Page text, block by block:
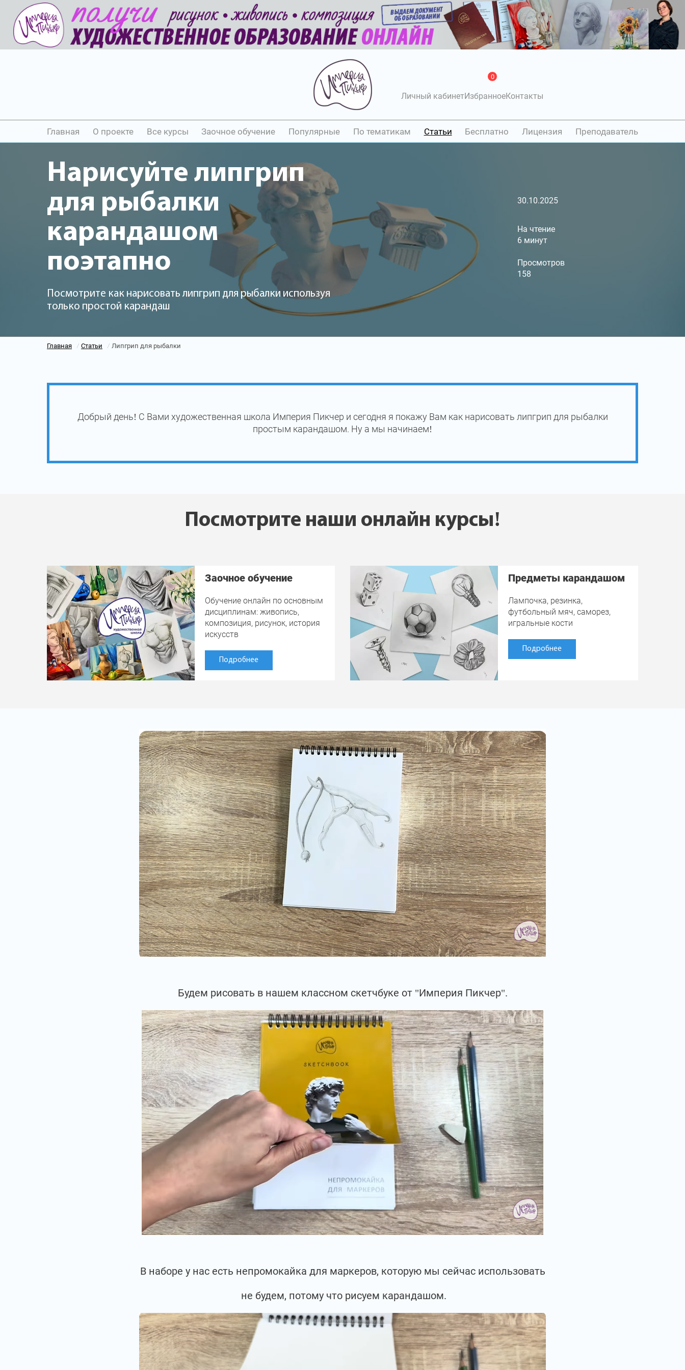
Личный кабинетИзбранное
0
Контакты
Главная О проекте Все курсы Заочное обучение Популярные По тематикам Статьи Бесплатно Лицензия Преподаватель
Нарисуйте липгрип
для рыбалки
карандашом
поэтапно
Посмотрите как нарисовать липгрип для рыбалки используя
только простой карандаш
30.10.2025
На чтение
6 минут
Просмотров
158
Главная / Статьи / Липгрип для рыбалки
Добрый день! С Вами художественная школа Империя Пикчер и сегодня я покажу Вам как нарисовать липгрип для рыбалки
простым карандашом. Ну а мы начинаем!
Посмотрите наши онлайн курсы!
Заочное обучение
Обучение онлайн по основным
дисциплинам: живопись,
композиция, рисунок, история
искусств
Подробнее
Предметы карандашом
Лампочка, резинка,
футбольный мяч, саморез,
игральные кости
Подробнее
Будем рисовать в нашем классном скетчбуке от "Империя Пикчер".
В наборе у нас есть непромокайка для маркеров, которую мы сейчас использовать
не будем, потому что рисуем карандашом.